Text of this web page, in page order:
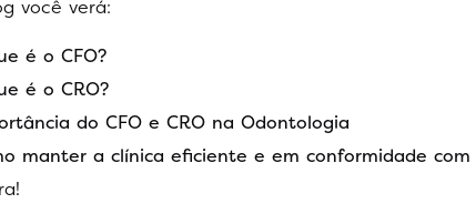
você verá:
é o CFO?
é o CRO?
do CFO e CRO na Odontologia
manter a clínica eficiente e em conformidade